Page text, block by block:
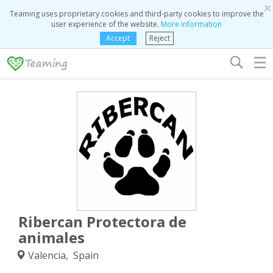
×
Teaming uses proprietary cookies and third-party cookies to improve the
user experience of the website. More information
Accept
Reject
☰
Ribercan Protectora de
animales
Valencia, Spain